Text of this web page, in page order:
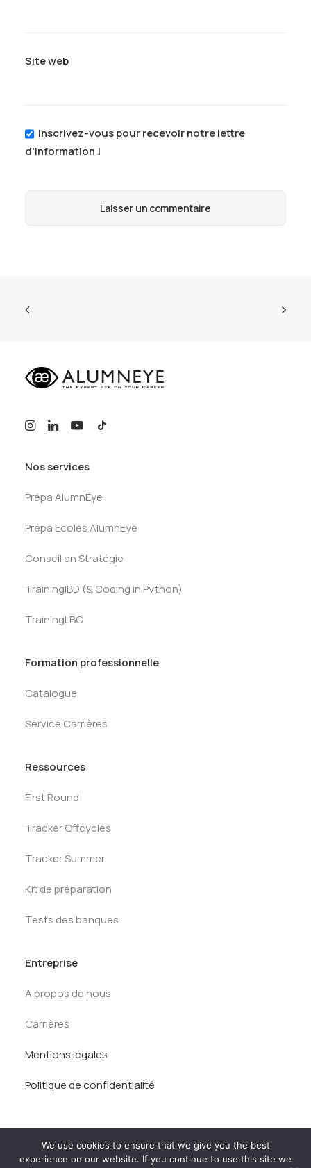
Site web
Inscrivez-vous pour recevoir notre lettre
d'information !
Nos services
Prépa AlumnEye
Prépa Ecoles AlumnEye
Conseil en Stratégie
TrainingIBD (& Coding in Python)
TrainingLBO
Formation professionnelle
Catalogue
Service Carrières
Ressources
First Round
Tracker Offcycles
Tracker Summer
Kit de préparation
Tests des banques
Entreprise
A propos de nous
Carrières
Mentions légales
Politique de confidentialité
We use cookies to ensure that we give you the best
experience on our website. If you continue to use this site we